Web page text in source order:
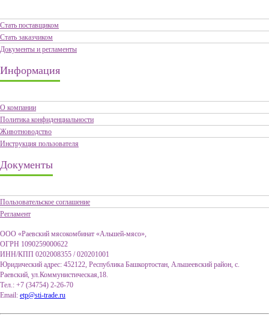
Стать поставщиком
Стать заказчиком
Документы и регламенты
Информация
О компании
Политика конфиденциальности
Животноводство
Инструкция пользователя
Документы
Пользовательское соглашение
Регламент
ООО «Раевский мясокомбинат «Альшей-мясо»,
ОГРН 1090259000622
ИНН/КПП 0202008355 / 020201001
Юридический адрес: 452122, Республика Башкортостан, Альшеевский район, с.
Раевский, ул.Коммунистическая,18.
Тел.: +7 (34754) 2-26-70
Email: etp@sti-trade.ru